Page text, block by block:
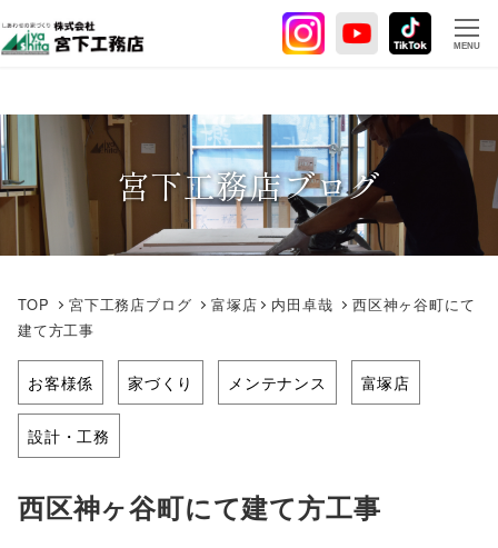
イ
ン
テ
ン
ツ
へ
移
MENU
宮下工務店ブログ
TOP 宮下工務店ブログ 富塚店 内田卓哉
西区神ヶ谷町にて
建て方工事
お客様係 家づくり メンテナンス 富塚店
設計・工務
西区神ヶ谷町にて建て方工事